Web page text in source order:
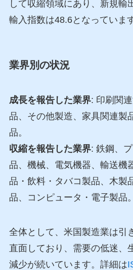
して収縮領域にあり、新規輸
輸入指数は48.6となっていま
業界別の状況
成長を報告した業界: 印刷関
品、その他製造、家具関連製
品。
収縮を報告した業界: 鉄鋼、
品、機械、電気機器、輸送機
品・飲料・タバコ製品、木製
品、コンピュータ・電子製品。
全体として、米国製造業は引
直面しており、需要の低迷、
減少が続いています。詳細は